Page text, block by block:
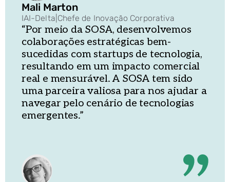
Mali Marton
IAI-Delta Chefe de Inovação Corporativa
“Por meio da SOSA, desenvolvemos
colaborações estratégicas bem-
sucedidas com startups de tecnologia,
resultando em um impacto comercial
real e mensurável. A SOSA tem sido
uma parceira valiosa para nos ajudar a
navegar pelo cenário de tecnologias
emergentes.”